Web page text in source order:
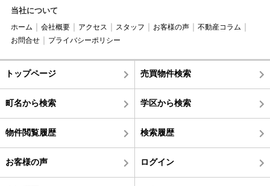
当社について
ホーム 会社概要 アクセス スタッフ お客様の声
不動産コラム
お問合せ
プライバシーポリシー
トップページ 売買物件検索
町名から検索 学区から検索
物件閲覧履歴 検索履歴
お客様の声 ログイン